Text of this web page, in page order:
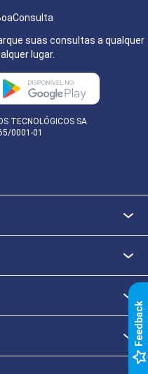
suas consultas a qualquer
lugar.
TECNOLÓGICOS SA
0001-01
k